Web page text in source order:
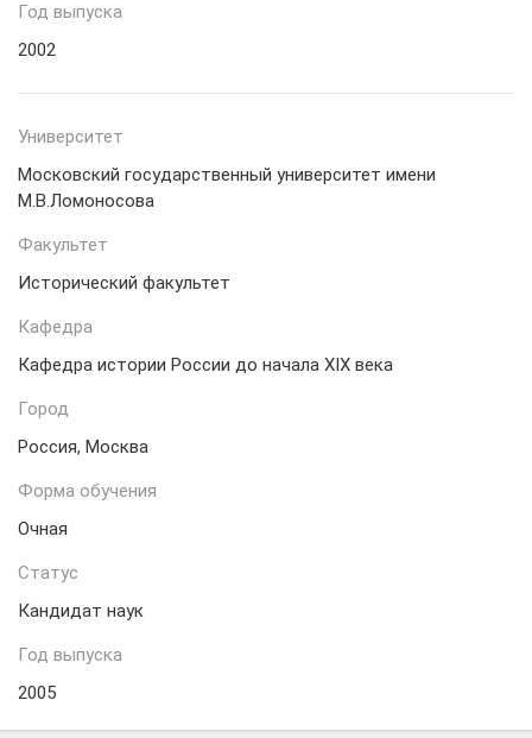
Год выпуска
2002
Университет
Московский государственный университет имени
М.В.Ломоносова
Факультет
Исторический факультет
Кафедра
Кафедра истории России до начала XIX века
Город
Россия, Москва
Форма обучения
Очная
Статус
Кандидат наук
Год выпуска
2005